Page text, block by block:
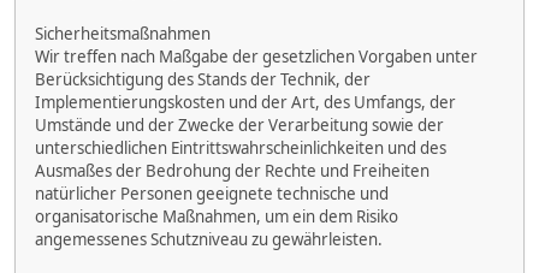
Sicherheitsmaßnahmen
Wir treffen nach Maßgabe der gesetzlichen Vorgaben unter
Berücksichtigung des Stands der Technik, der
Implementierungskosten und der Art, des Umfangs, der
Umstände und der Zwecke der Verarbeitung sowie der
unterschiedlichen Eintrittswahrscheinlichkeiten und des
Ausmaßes der Bedrohung der Rechte und Freiheiten
natürlicher Personen geeignete technische und
organisatorische Maßnahmen, um ein dem Risiko
angemessenes Schutzniveau zu gewährleisten.